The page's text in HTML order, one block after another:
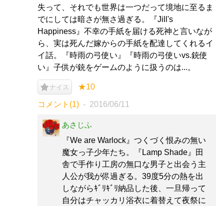
失って、それでも世界は一つだって境地に至るま
でにしては暗さが無さ過ぎる。『Jill's
Happiness』不幸の手紙を届ける死神と言いなが
ら、実は死んだ嫁からの手紙を配達してくれるイ
イ話。『時雨の弓使い』『時雨の弓使いvs.銃使
い』子供が銃をゲームのように扱うのは...。
ナイス ★10
コメント(1) 2016/06/11
あさじふ
『We are Warlock』つくづく恨みの無い
魔女っ子少年たち。『Lamp Shade』田
舎で手作り工房の無口な男子と出会う主
人公が我が侭過ぎる。39度5分の熱を出
しながらｷﾞﾘｷﾞﾘ納品した後、一旦帰って
自分はチャッカリ浴衣に着替えて夜祭に